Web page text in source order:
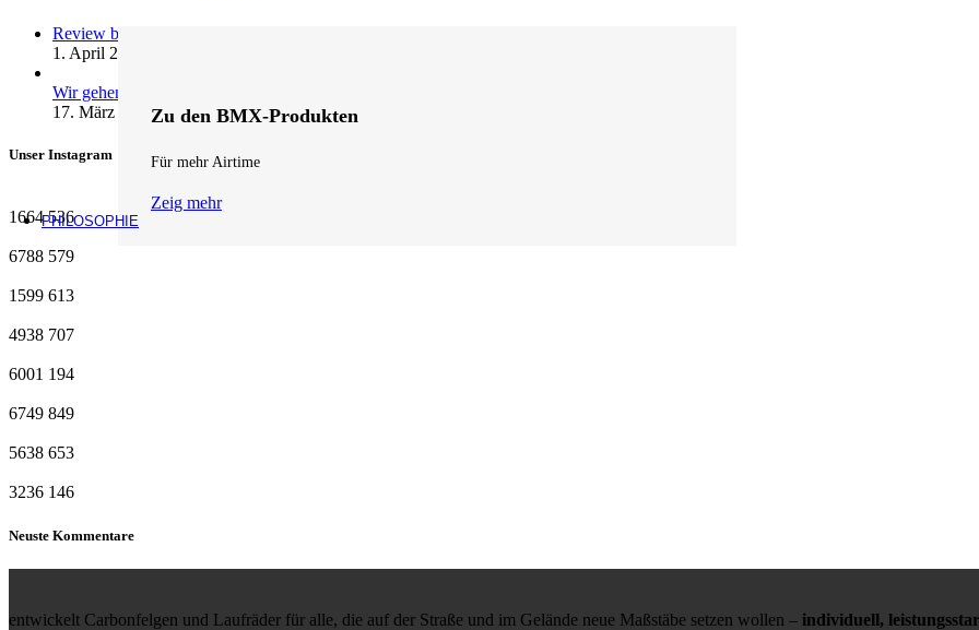
Zu den BMX-Produkten
Für mehr Airtime
Zeig mehr
PHILOSOPHIE
Review by fifteen: andrenalin wheels …
1. April 2026
Wir gehen Online
17. März 2026 1 Kommentar
Unser Instagram
1664 536
6788 579
1599 613
4938 707
6001 194
6749 849
5638 653
3236 146
Neuste Kommentare
entwickelt Carbonfelgen und Laufräder für alle, die auf der Straße und im Gelände neue Maßstäbe setzen wollen – individuell,